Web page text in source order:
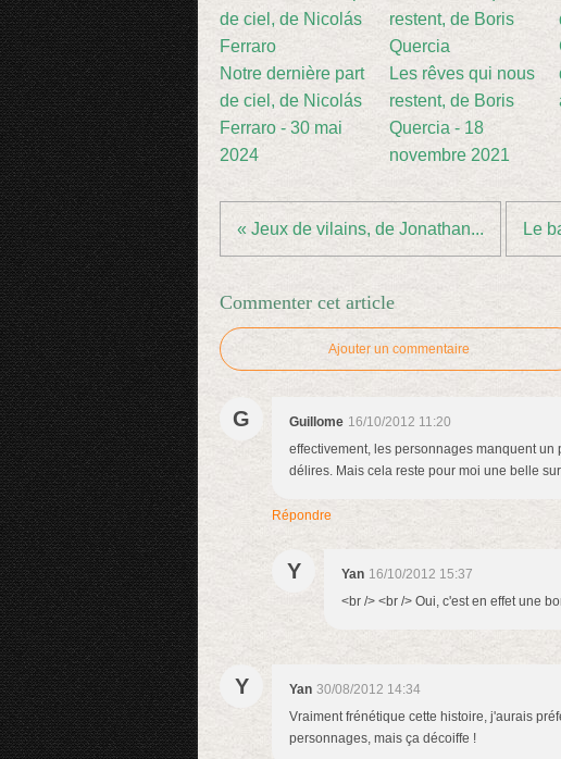
Notre dernière part
de ciel, de Nicolás
Ferraro - 30 mai
2024
Les rêves qui nous
restent, de Boris
Quercia - 18
novembre 2021
« Jeux de vilains, de Jonathan... Le
Commenter cet article
Ajouter un commentaire
G Guillome 16/10/2012 11:20
effectivement, les personnages manquent
délires. Mais cela reste pour moi une belle
Répondre
Y Yan 16/10/2012 15:37
<br /> <br /> Oui, c'est en effet une
Y Yan 30/08/2012 14:34
Vraiment frénétique cette histoire, j'aurais
personnages, mais ça décoiffe !